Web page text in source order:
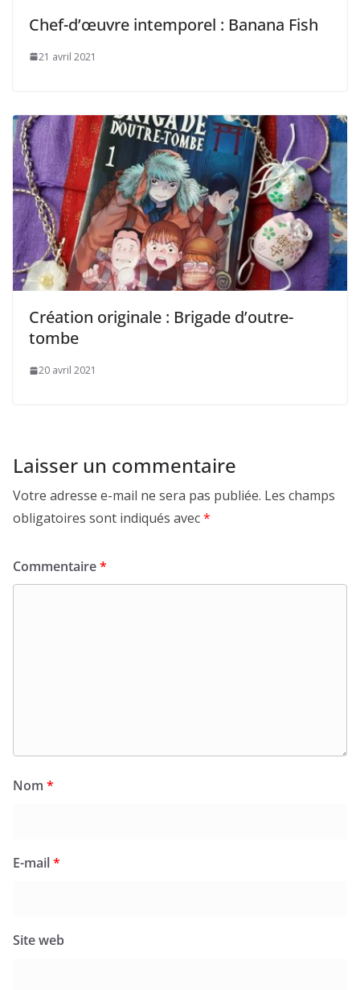
Chef-d’œuvre intemporel : Banana Fish
21 avril 2021
Création originale : Brigade d’outre-
tombe
20 avril 2021
Laisser un commentaire
Votre adresse e-mail ne sera pas publiée. Les champs
obligatoires sont indiqués avec*
Commentaire*
Nom *
E-mail*
Site web